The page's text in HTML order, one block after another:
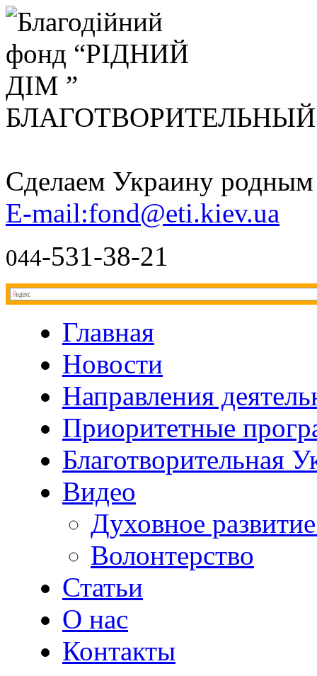
Сделаем Украину родным
E-mail:fond@eti.kiev.ua
044-531-38-21
Главная
Новости
Направления
Приоритетные
Благотворительная
Видео
Духовное
Волонтерство
Статьи
О нас
Контакты